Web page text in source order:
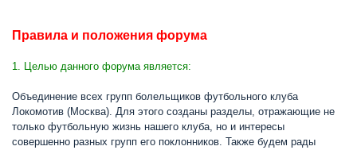
Правила и положения форума
1. Целью данного форума является:
Объединение всех групп болельщиков футбольного клуба
Локомотив (Москва). Для этого созданы разделы, отражающие не
только футбольную жизнь нашего клуба, но и интересы
совершенно разных групп его поклонников. Также будем рады